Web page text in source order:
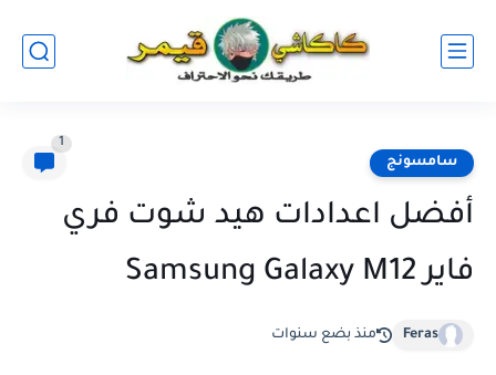
سامسونج
1
أفضل اعدادات هيد شوت فري
فاير Samsung Galaxy M12
Feras منذ بضع سنوات